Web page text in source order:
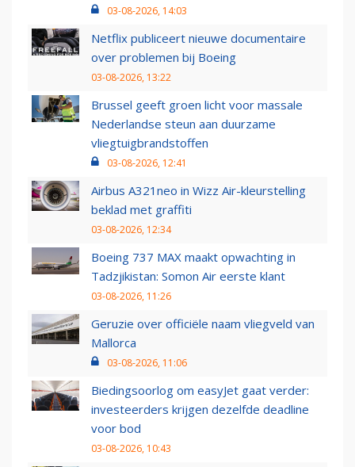
03-08-2026, 14:03
Netflix publiceert nieuwe documentaire
over problemen bij Boeing
03-08-2026, 13:22
Brussel geeft groen licht voor massale
Nederlandse steun aan duurzame
vliegtuigbrandstoffen
03-08-2026, 12:41
Airbus A321neo in Wizz Air-kleurstelling
beklad met graffiti
03-08-2026, 12:34
Boeing 737 MAX maakt opwachting in
Tadzjikistan: Somon Air eerste klant
03-08-2026, 11:26
Geruzie over officiële naam vliegveld van
Mallorca
03-08-2026, 11:06
Biedingsoorlog om easyJet gaat verder:
investeerders krijgen dezelfde deadline
voor bod
03-08-2026, 10:43